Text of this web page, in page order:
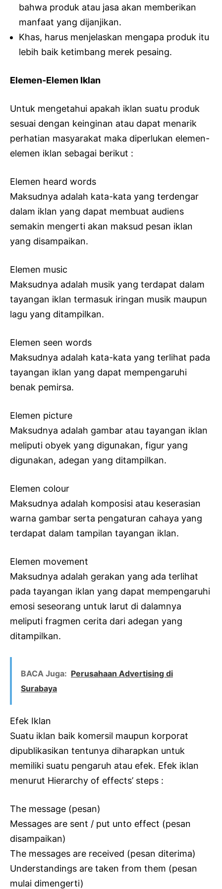
bahwa produk atau jasa akan memberikan
manfaat yang dijanjikan.
Khas, harus menjelaskan mengapa produk itu
lebih baik ketimbang merek pesaing.
Elemen-Elemen Iklan
Untuk mengetahui apakah iklan suatu produk
sesuai dengan keinginan atau dapat menarik
perhatian masyarakat maka diperlukan elemen-
elemen iklan sebagai berikut :
Elemen heard words
Maksudnya adalah kata-kata yang terdengar
dalam iklan yang dapat membuat audiens
semakin mengerti akan maksud pesan iklan
yang disampaikan.
Elemen music
Maksudnya adalah musik yang terdapat dalam
tayangan iklan termasuk iringan musik maupun
lagu yang ditampilkan.
Elemen seen words
Maksudnya adalah kata-kata yang terlihat pada
tayangan iklan yang dapat mempengaruhi
benak pemirsa.
Elemen picture
Maksudnya adalah gambar atau tayangan iklan
meliputi obyek yang digunakan, figur yang
digunakan, adegan yang ditampilkan.
Elemen colour
Maksudnya adalah komposisi atau keserasian
warna gambar serta pengaturan cahaya yang
terdapat dalam tampilan tayangan iklan.
Elemen movement
Maksudnya adalah gerakan yang ada terlihat
pada tayangan iklan yang dapat mempengaruhi
emosi seseorang untuk larut di dalamnya
meliputi fragmen cerita dari adegan yang
ditampilkan.
BACA Juga: Perusahaan Advertising di
Surabaya
Efek Iklan
Suatu iklan baik komersil maupun korporat
dipublikasikan tentunya diharapkan untuk
memiliki suatu pengaruh atau efek. Efek iklan
menurut Hierarchy of effects’ steps :
The message (pesan)
Messages are sent / put unto effect (pesan
disampaikan)
The messages are received (pesan diterima)
Understandings are taken from them (pesan
mulai dimengerti)